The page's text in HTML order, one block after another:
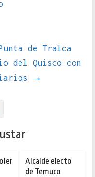
de Tralca
del Quisco con
→
Alcalde electo
de Temuco